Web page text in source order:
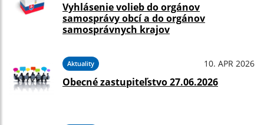
Vyhlásenie volieb do orgánov
samosprávy obcí a do orgánov
samosprávnych krajov
Aktuality 10. APR 2026
Obecné zastupiteľstvo 27.06.2026